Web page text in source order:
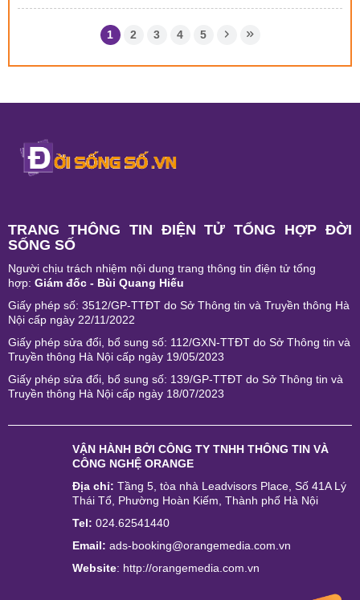
1 2 3 4 5
TRANG THÔNG TIN ĐIỆN TỬ TỔNG HỢP ĐỜI
SỐNG SỐ
Người chịu trách nhiệm nội dung trang thông tin điện tử tổng
hợp: Giám đốc - Bùi Quang Hiếu
Giấy phép số: 3512/GP-TTĐT do Sở Thông tin và Truyền thông Hà
Nội cấp ngày 22/11/2022
Giấy phép sửa đổi, bổ sung số: 112/GXN-TTĐT do Sở Thông tin và
Truyền thông Hà Nội cấp ngày 19/05/2023
Giấy phép sửa đổi, bổ sung số: 139/GP-TTĐT do Sở Thông tin và
Truyền thông Hà Nội cấp ngày 18/07/2023
VẬN HÀNH BỞI CÔNG TY TNHH THÔNG TIN VÀ
CÔNG NGHỆ ORANGE
Địa chỉ: Tầng 5, tòa nhà Leadvisors Place, Số 41A Lý
Thái Tổ, Phường Hoàn Kiếm, Thành phố Hà Nội
Tel: 024.62541440
Email: ads-booking@orangemedia.com.vn
Website: http://orangemedia.com.vn